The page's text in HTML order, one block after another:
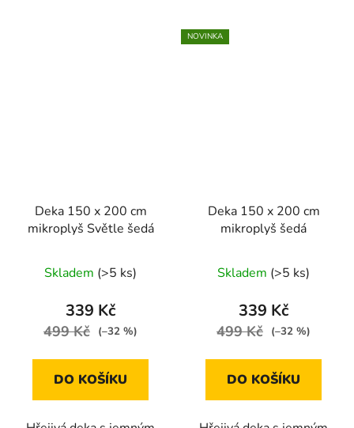
Deka 150 x 200 cm
mikroplyš Světle šedá
Skladem (>5 ks)
339 Kč
499 Kč (–32 %)
DO KOŠÍKU
NOVINKA
Deka 150 x 200 cm
mikroplyš šedá
Skladem (>5 ks)
339 Kč
499 Kč (–32 %)
DO KOŠÍKU